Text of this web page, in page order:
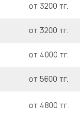
от 3200 тг.
от 3200 тг.
от 4000 тг.
от 5600 тг.
от 4800 тг.